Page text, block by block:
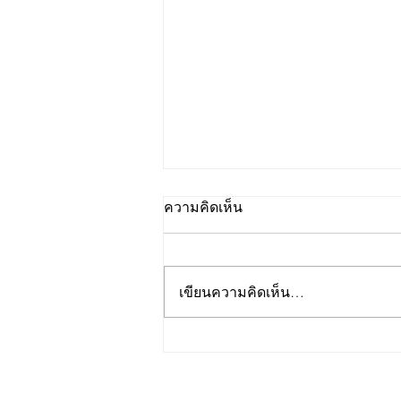
ความคิดเห็น
เขียนความคิดเห็น…